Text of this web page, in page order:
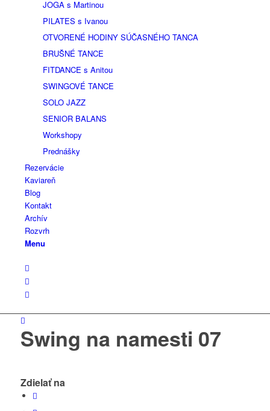
JOGA s Martinou
PILATES s Ivanou
OTVORENÉ HODINY SÚČASNÉHO TANCA
BRUŠNÉ TANCE
FITDANCE s Anitou
SWINGOVÉ TANCE
SOLO JAZZ
SENIOR BALANS
Workshopy
Prednášky
Rezervácie
Kaviareň
Blog
Kontakt
Archív
Rozvrh
Menu
Swing na namesti 07
Zdielať na